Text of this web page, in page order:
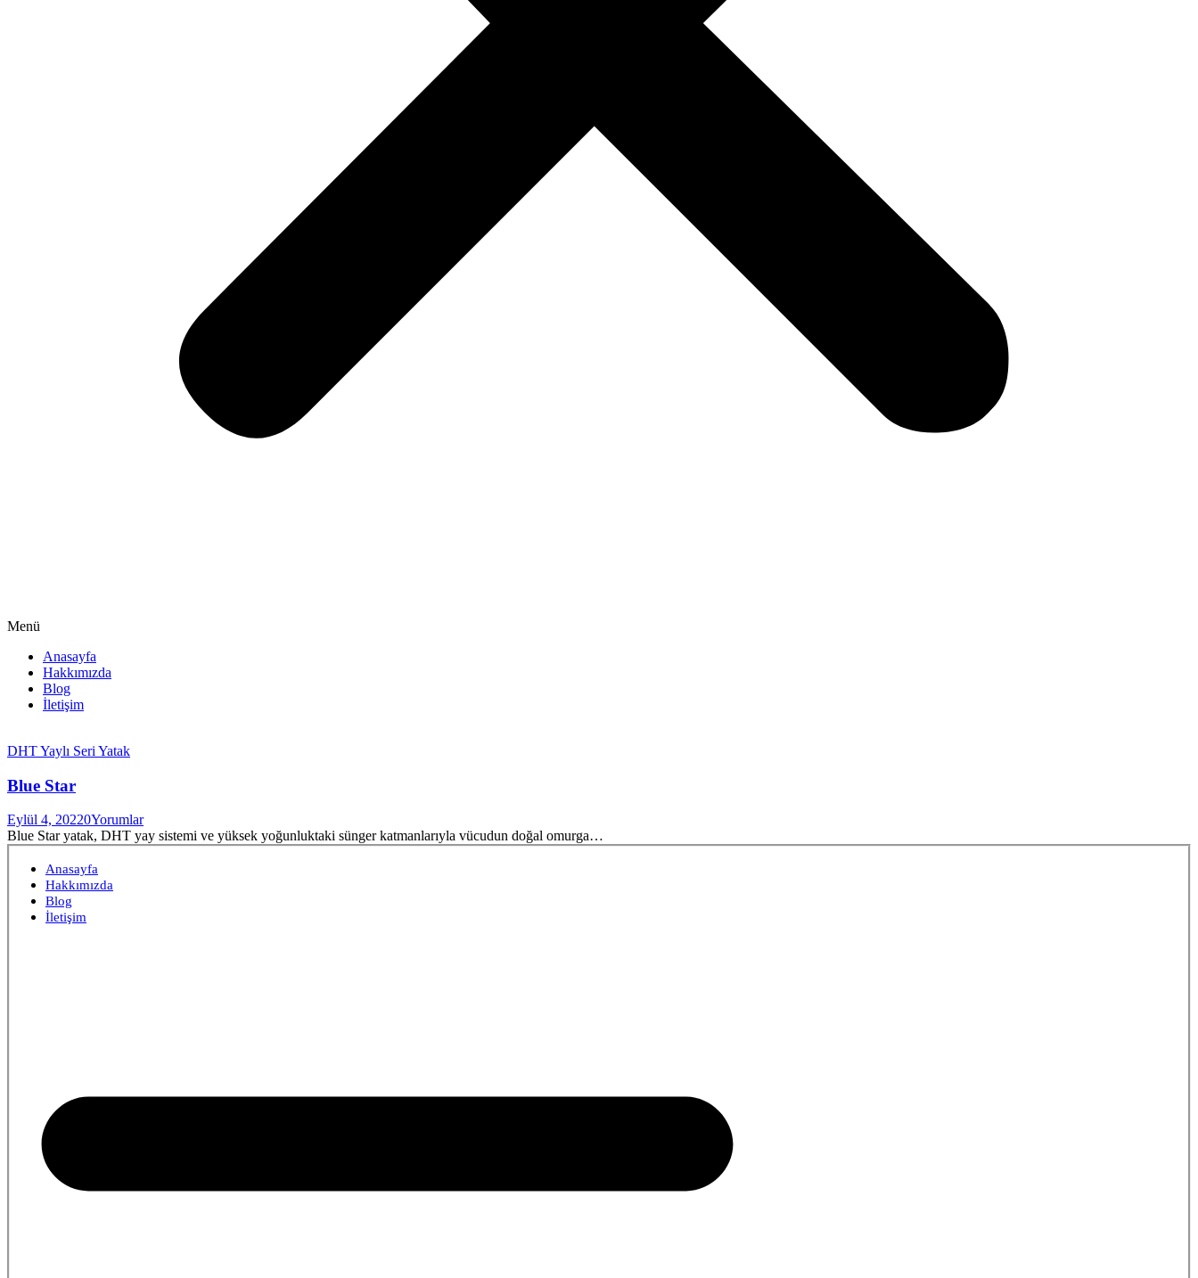
Menü
Anasayfa
Hakkımızda
Blog
İletişim
DHT Yaylı Seri Yatak
Blue Star
Eylül 4, 20220Yorumlar
Blue Star yatak, DHT yay sistemi ve yüksek yoğunluktaki sünger katmanlarıyla vücudun doğal omurga…
Anasayfa
Hakkımızda
Blog
İletişim